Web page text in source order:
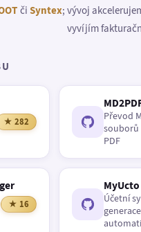
či Syntex; vývoj
vyvíjím
★ 282
Převod
souborů
PDF
★ 16
MyUcto
Účetní